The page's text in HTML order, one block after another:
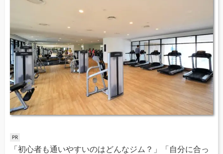
「初心者も通いやすいのはどんなジム？」「自分に合っ